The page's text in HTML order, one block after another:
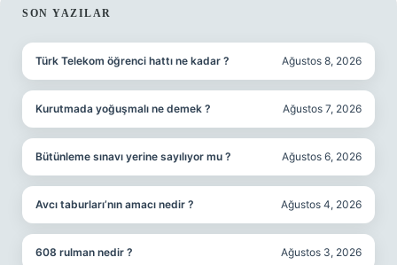
SIDEBAR
SON YAZILAR
Türk Telekom öğrenci hattı ne kadar ? Ağustos 8, 2026
Kurutmada yoğuşmalı ne demek ? Ağustos 7, 2026
Bütünleme sınavı yerine sayılıyor mu ? Ağustos 6, 2026
Avcı taburları’nın amacı nedir ? Ağustos 4, 2026
608 rulman nedir ? Ağustos 3, 2026